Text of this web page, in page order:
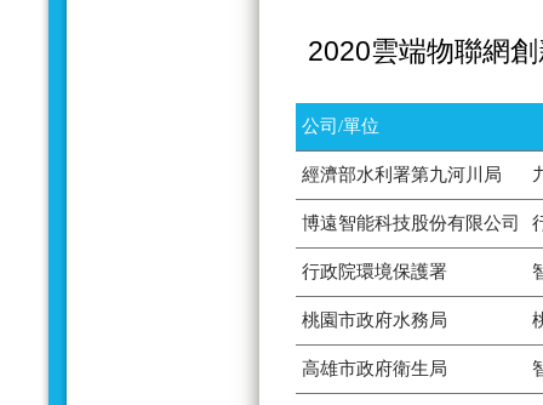
2020雲端物聯網
公司/單位
經濟部水利署第九河川局
博遠智能科技股份有限公司
行政院環境保護署
桃園市政府水務局
高雄市政府衛生局